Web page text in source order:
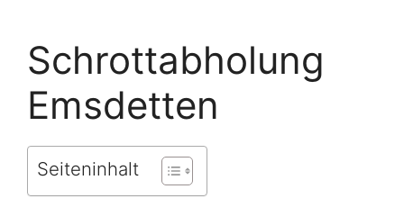
Schrottabholung
Emsdetten
Seiteninhalt